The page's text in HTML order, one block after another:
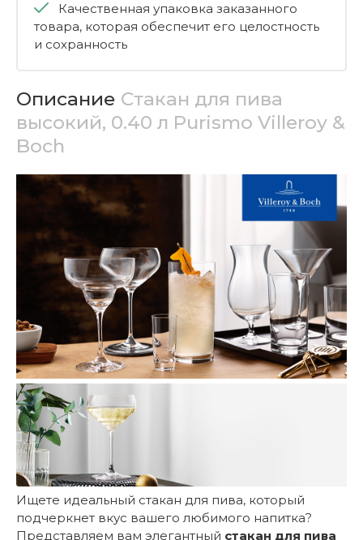
Качественная упаковка заказанного
товара, которая обеспечит его целостность
и сохранность
Описание Стакан для пива
высокий, 0.40 л Purismo Villeroy &
Boch
Ищете идеальный стакан для пива, который
подчеркнет вкус вашего любимого напитка?
Представляем вам элегантный стакан для пива